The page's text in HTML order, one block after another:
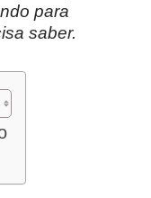
para
saber.